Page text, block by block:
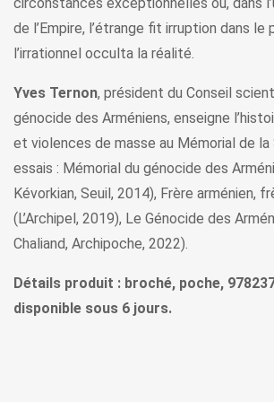
de l’Empire, l’étrange fit irruption dans le
l’irrationnel occulta la réalité.
Yves Ternon, président du Conseil
génocide des Arméniens, enseigne
et violences de masse au Mémorial de la
essais : Mémorial du génocide des
Kévorkian, Seuil, 2014), Frère arménien,
(L’Archipel, 2019), Le Génocide des
Chaliand, Archipoche, 2022).
Détails produit : broché, poche,
disponible sous 6 jours.